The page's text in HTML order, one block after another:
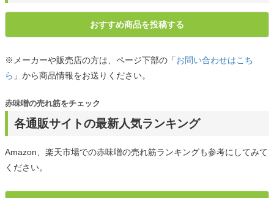
おすすめ商品を投稿する
※メーカーや販売店の方は、ページ下部の「お問い合わせはこち
ら 」から商品情報をお送りください。
各通販サイトの最新人気ランキング
赤味噌の売れ筋をチェック
Amazon、楽天市場での赤味噌の売れ筋ランキングも参考にしてみて
ください。